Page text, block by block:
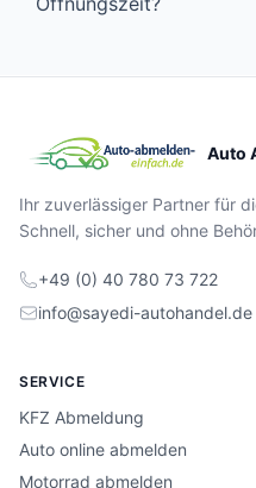
Auto
Ihr zuverlässiger Partner für
Schnell, sicher und ohne
+49 (0) 40 780 73 722
info@sayedi-autohandel.de
SERVICE
KFZ Abmeldung
Auto online abmelden
Motorrad abmelden